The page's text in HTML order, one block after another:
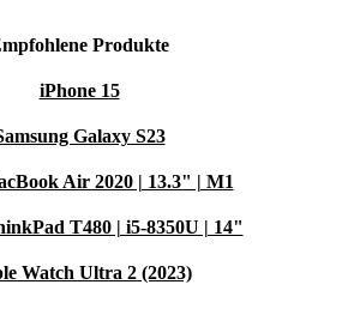
Produkte
iPhone 15
Galaxy S23
Air 2020 | 13.3" | M1
T480 | i5-8350U | 14"
Watch Ultra 2 (2023)